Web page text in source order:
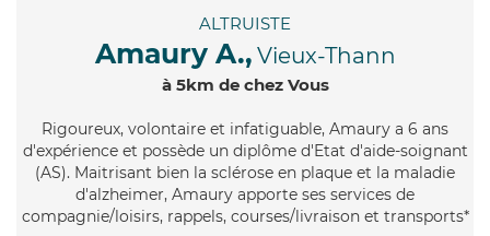
ALTRUISTE
Amaury A., Vieux-Thann
à 5km de chez Vous
Rigoureux, volontaire et infatiguable, Amaury a 6 ans
d'expérience et possède un diplôme d'Etat d'aide-soignant
(AS). Maitrisant bien la sclérose en plaque et la maladie
d'alzheimer, Amaury apporte ses services de
compagnie/loisirs, rappels, courses/livraison et transports*